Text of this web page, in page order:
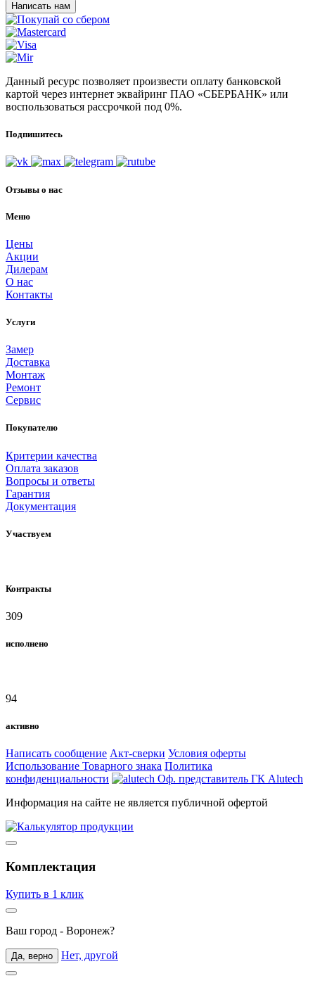
Написать нам
Данный ресурс позволяет произвести оплату банковской
картой через интернет эквайринг ПАО «СБЕРБАНК» или
воспользоваться рассрочкой под 0%.
Подпишитесь
Отзывы о нас
Меню
Цены
Акции
Дилерам
О нас
Контакты
Услуги
Замер
Доставка
Монтаж
Ремонт
Сервис
Покупателю
Критерии качества
Оплата заказов
Вопросы и ответы
Гарантия
Документация
Участвуем
Контракты
309
исполнено
94
активно
Написать сообщение Акт-сверки Условия оферты
Использование Товарного знака Политика
конфиденциальности
Оф. представитель ГК Alutech
Информация на сайте не является публичной офертой
Комплектация
Купить в 1 клик
Ваш город - Воронеж?
Да, верно Нет, другой